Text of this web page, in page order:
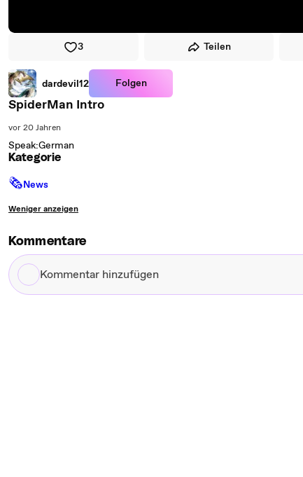
3 Teilen
dardevil12 Folgen
SpiderMan Intro
vor 20 Jahren
Speak:German
Kategorie
🗞News
Weniger anzeigen
Kommentare
Kommentar
hinzufügen